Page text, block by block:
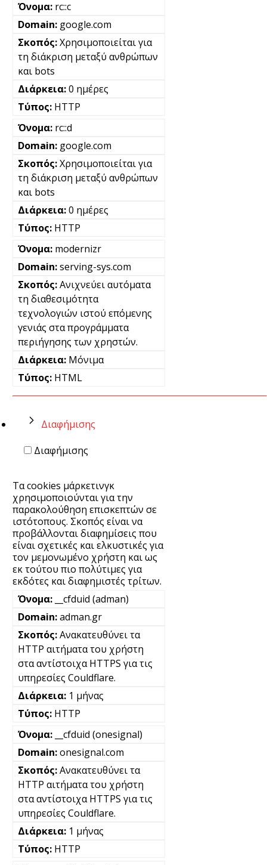
rc::c
google.com
Χρησιμοποιείται για
τη διάκριση μεταξύ ανθρώπων
και bots
0 ημέρες
HTTP
rc::d
google.com
Χρησιμοποιείται για
τη διάκριση μεταξύ ανθρώπων
και bots
0 ημέρες
HTTP
modernizr
serving-sys.com
Ανιχνεύει αυτόματα
τη διαθεσιμότητα
τεχνολογιών ιστού επόμενης
γενιάς στα προγράμματα
περιήγησης των χρηστών.
Μόνιμα
HTML
Διαφήμισης
Διαφήμισης
Τα cookies μάρκετινγκ
χρησιμοποιούνται για την
παρακολούθηση επισκεπτών σε
ιστότοπους. Σκοπός είναι να
προβάλλονται διαφημίσεις που
είναι σχετικές και ελκυστικές για
τον μεμονωμένο χρήστη και ως
εκ τούτου πιο πολύτιμες για
εκδότες και διαφημιστές τρίτων.
__cfduid (adman)
adman.gr
Ανακατευθύνει τα
HTTP αιτήματα του χρήστη
στα αντίστοιχα HTTPS για τις
υπηρεσίες Couldflare.
1 μήνας
HTTP
__cfduid (onesignal)
onesignal.com
Ανακατευθύνει τα
HTTP αιτήματα του χρήστη
στα αντίστοιχα HTTPS για τις
υπηρεσίες Couldflare.
1 μήνας
HTTP